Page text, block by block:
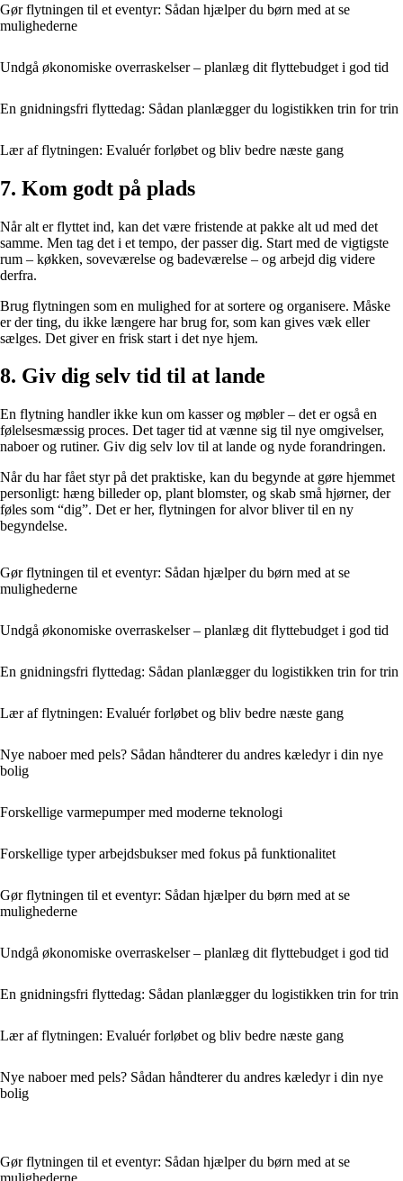
Gør flytningen til et eventyr: Sådan hjælper du børn med at se
mulighederne
Undgå økonomiske overraskelser – planlæg dit flyttebudget i god tid
En gnidningsfri flyttedag: Sådan planlægger du logistikken trin for trin
Lær af flytningen: Evaluér forløbet og bliv bedre næste gang
7. Kom godt på plads
Når alt er flyttet ind, kan det være fristende at pakke alt ud med det
samme. Men tag det i et tempo, der passer dig. Start med de vigtigste
rum – køkken, soveværelse og badeværelse – og arbejd dig videre
derfra.
Brug flytningen som en mulighed for at sortere og organisere. Måske
er der ting, du ikke længere har brug for, som kan gives væk eller
sælges. Det giver en frisk start i det nye hjem.
8. Giv dig selv tid til at lande
En flytning handler ikke kun om kasser og møbler – det er også en
følelsesmæssig proces. Det tager tid at vænne sig til nye omgivelser,
naboer og rutiner. Giv dig selv lov til at lande og nyde forandringen.
Når du har fået styr på det praktiske, kan du begynde at gøre hjemmet
personligt: hæng billeder op, plant blomster, og skab små hjørner, der
føles som “dig”. Det er her, flytningen for alvor bliver til en ny
begyndelse.
Gør flytningen til et eventyr: Sådan hjælper du børn med at se
mulighederne
Undgå økonomiske overraskelser – planlæg dit flyttebudget i god tid
En gnidningsfri flyttedag: Sådan planlægger du logistikken trin for trin
Lær af flytningen: Evaluér forløbet og bliv bedre næste gang
Nye naboer med pels? Sådan håndterer du andres kæledyr i din nye
bolig
Forskellige varmepumper med moderne teknologi
Forskellige typer arbejdsbukser med fokus på funktionalitet
Gør flytningen til et eventyr: Sådan hjælper du børn med at se
mulighederne
Undgå økonomiske overraskelser – planlæg dit flyttebudget i god tid
En gnidningsfri flyttedag: Sådan planlægger du logistikken trin for trin
Lær af flytningen: Evaluér forløbet og bliv bedre næste gang
Nye naboer med pels? Sådan håndterer du andres kæledyr i din nye
bolig
Gør flytningen til et eventyr: Sådan hjælper du børn med at se